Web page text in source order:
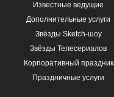
Известные ведущие
Дополнительные услуги
Звёзды Sketch-шоу
Звёзды Телесериалов
Корпоративный праздник
Праздничные услуги